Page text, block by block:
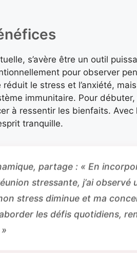
s’avère être un outil
pour observer
le stress et l’anxiété,
immunitaire. Pour débuter,
à ressentir les bienfaits. Avec
tranquille.
partage : « En
stressante, j’ai observé
stress diminue et ma
les défis quotidiens,